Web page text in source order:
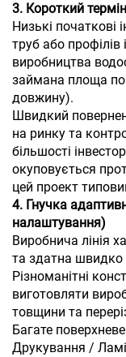
3. Короткий
Низькі початкові
труб або профілів
виробництва
займана площа
довжину).
Швидкий
на ринку та
більшості
окуповується
цей проект
4. Гнучка
налаштування)
Виробнича лінія
та здатна швидко
Різноманітні
виготовляти
товщини та
Багате
Друкування /